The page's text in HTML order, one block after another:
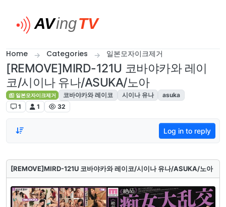
Home Categories 일본모자이크제거
[REMOVE]MIRD-121U 코바야카와 레이
코/시이나 유나/ASUKA/노아
일본모자이크제거 코바야카와 레이코 시이나 유나
asuka
1
1 32
Log in to reply
[REMOVE]MIRD-121U 코바야카와 레이코/시이나 유나/ASUKA/노아